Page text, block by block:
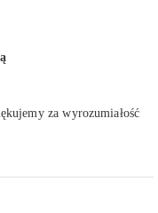
za wyrozumiałość